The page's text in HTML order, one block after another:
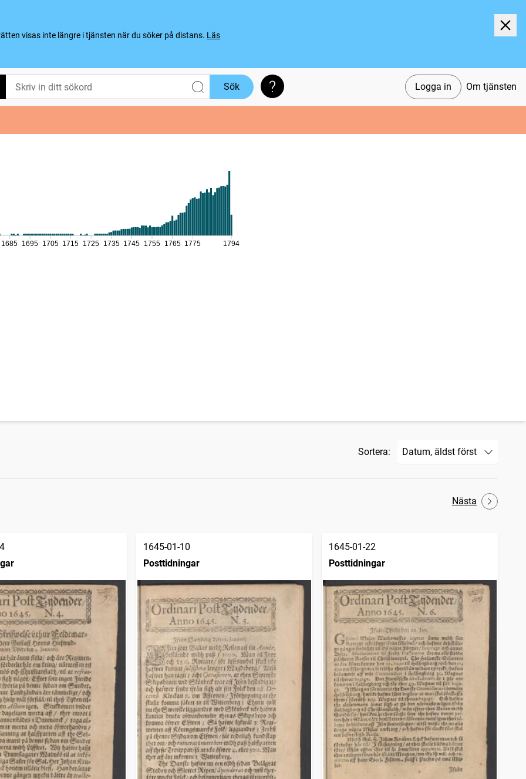
visas inte längre i tjänsten när du söker på distans. Läs
Logga in Om tjänsten
Sök Söktips
1685 1695 1705 1715 1725 1735 1745 1755 1765 1775 1794
Sortera:
Nästa
1645-01-10
Posttidningar
1645-01-22
Posttidningar